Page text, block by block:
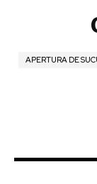
APERTURA DE